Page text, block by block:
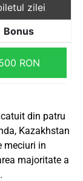
zilei
Bonus
RON
din patru
Kazakhstan
meciuri in
majoritate a